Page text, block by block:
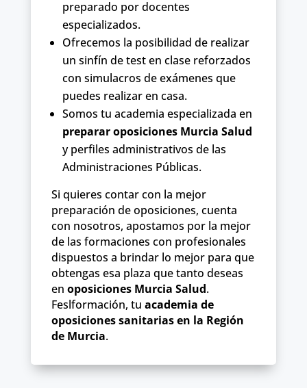
preparado por docentes
especializados.
Ofrecemos la posibilidad de realizar
un sinfín de test en clase reforzados
con simulacros de exámenes que
puedes realizar en casa.
Somos tu academia especializada en
preparar oposiciones Murcia Salud
y perfiles administrativos de las
Administraciones Públicas.
Si quieres contar con la mejor
preparación de oposiciones, cuenta
con nosotros, apostamos por la mejor
de las formaciones con profesionales
dispuestos a brindar lo mejor para que
obtengas esa plaza que tanto deseas
en oposiciones Murcia Salud.
Feslformación, tu academia de
oposiciones sanitarias en la Región
de Murcia.